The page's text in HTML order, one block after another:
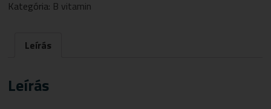
125G
Kategória: B vitamin
Leírás
Leírás